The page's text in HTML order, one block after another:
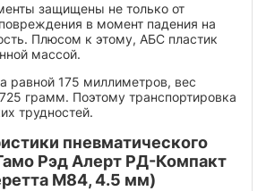
защищены не только от
в момент падения на
Плюсом к этому, АБС пластик
массой.
равной 175 миллиметров, вес
грамм. Поэтому транспортировка
трудностей.
пневматического
Рэд Алерт РД-Компакт
М84, 4.5 мм)